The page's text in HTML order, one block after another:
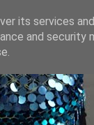
its services
and